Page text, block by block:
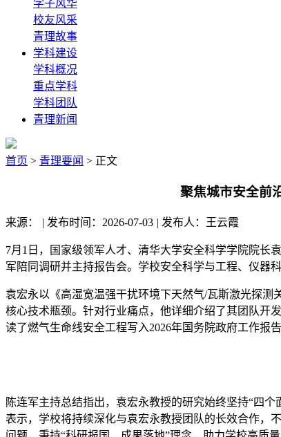
学子风华
校友风采
青理故事
学科建设
学科概况
重点学科
学科团队
青理新闻
首页 > 青理要闻 > 正文
聚焦城市安全前
来源： | 发布时间：2026-07-03 | 发布人：王云霞
7月1日，国家级领军人才、清华大学安全科学学院院长
军陪同调研并主持报告会。学校安全科学与工程、仪器
袁宏永以《高湿宽温强干扰环境下天然气/瓦斯激光探
核心技术瓶颈。针对行业痛点，他详细介绍了其团队开
读了燃气生命线安全工程写入2026年国务院政府工作报
陈连军主持总结指出，袁宏永教授的研究始终坚持“四
表示，学校将持续深化与袁宏永教授团队的长效合作，